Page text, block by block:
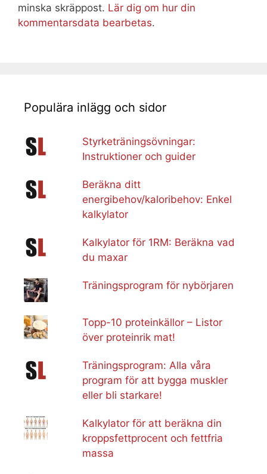
minska skräppost. Lär dig om hur din
kommentarsdata bearbetas.
Populära inlägg och sidor
Styrketräningsövningar:
Instruktioner och guider
Beräkna ditt
energibehov/kaloribehov: Enkel
kalkylator
Kalkylator för 1RM: Beräkna vad
du maxar
Träningsprogram för nybörjaren
Topp-10 proteinkällor – Listor
över proteinrik mat!
Träningsprogram: Alla våra
program för att bygga muskler
eller bli starkare!
Kalkylator för att beräkna din
kroppsfettprocent och fettfria
massa